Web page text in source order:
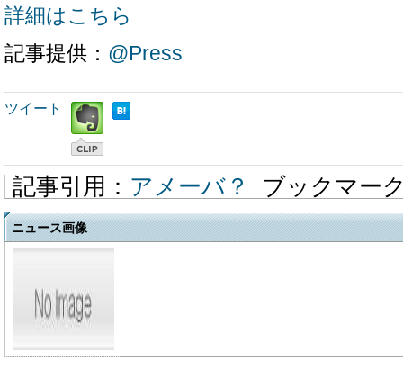
詳細はこちら
記事提供： @Press
ツイート
記事引用： アメーバ？ ブックマー
ニュース画像